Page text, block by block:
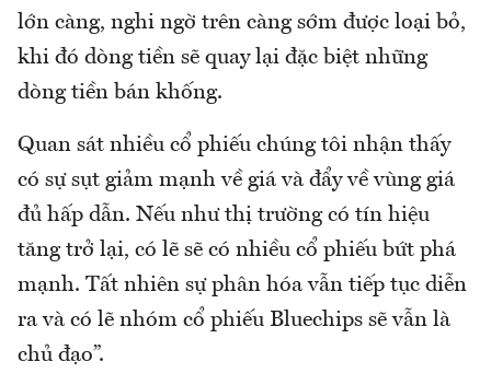
lớn càng, nghi ngờ trên càng sớm được loại bỏ,
khi đó dòng tiền sẽ quay lại đặc biệt những
dòng tiền bán khống.
Quan sát nhiều cổ phiếu chúng tôi nhận thấy
có sự sụt giảm mạnh về giá và đẩy về vùng giá
đủ hấp dẫn. Nếu như thị trường có tín hiệu
tăng trở lại, có lẽ sẽ có nhiều cổ phiếu bứt phá
mạnh. Tất nhiên sự phân hóa vẫn tiếp tục diễn
ra và có lẽ nhóm cổ phiếu Bluechips sẽ vẫn là
chủ đạo”.